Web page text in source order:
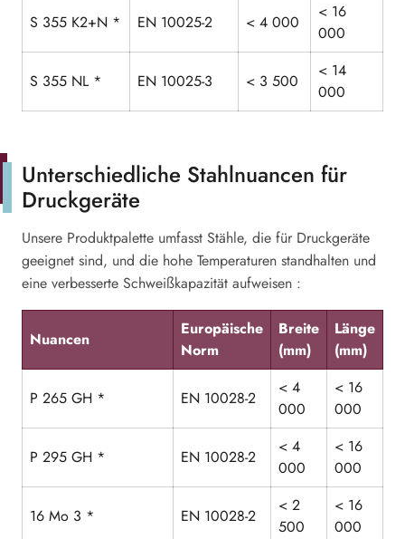
S 355 K2+N * EN 10025-2 < 4 000
< 16
000
S 355 NL * EN 10025-3 < 3 500
< 14
000
Unterschiedliche Stahlnuancen für
Druckgeräte
Unsere Produktpalette umfasst Stähle, die für Druckgeräte
geeignet sind, und die hohe Temperaturen standhalten und
eine verbesserte Schweißkapazität aufweisen :
Nuancen
Europäische
Norm
Breite
(mm)
Länge
(mm)
P 265 GH * EN 10028-2
< 4
000
< 16
000
P 295 GH * EN 10028-2
< 4
000
< 16
000
16 Mo 3 * EN 10028-2
< 2
500
< 16
000